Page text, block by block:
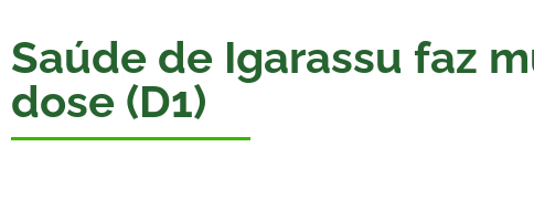
Saúde de Igarassu faz
dose (D1)